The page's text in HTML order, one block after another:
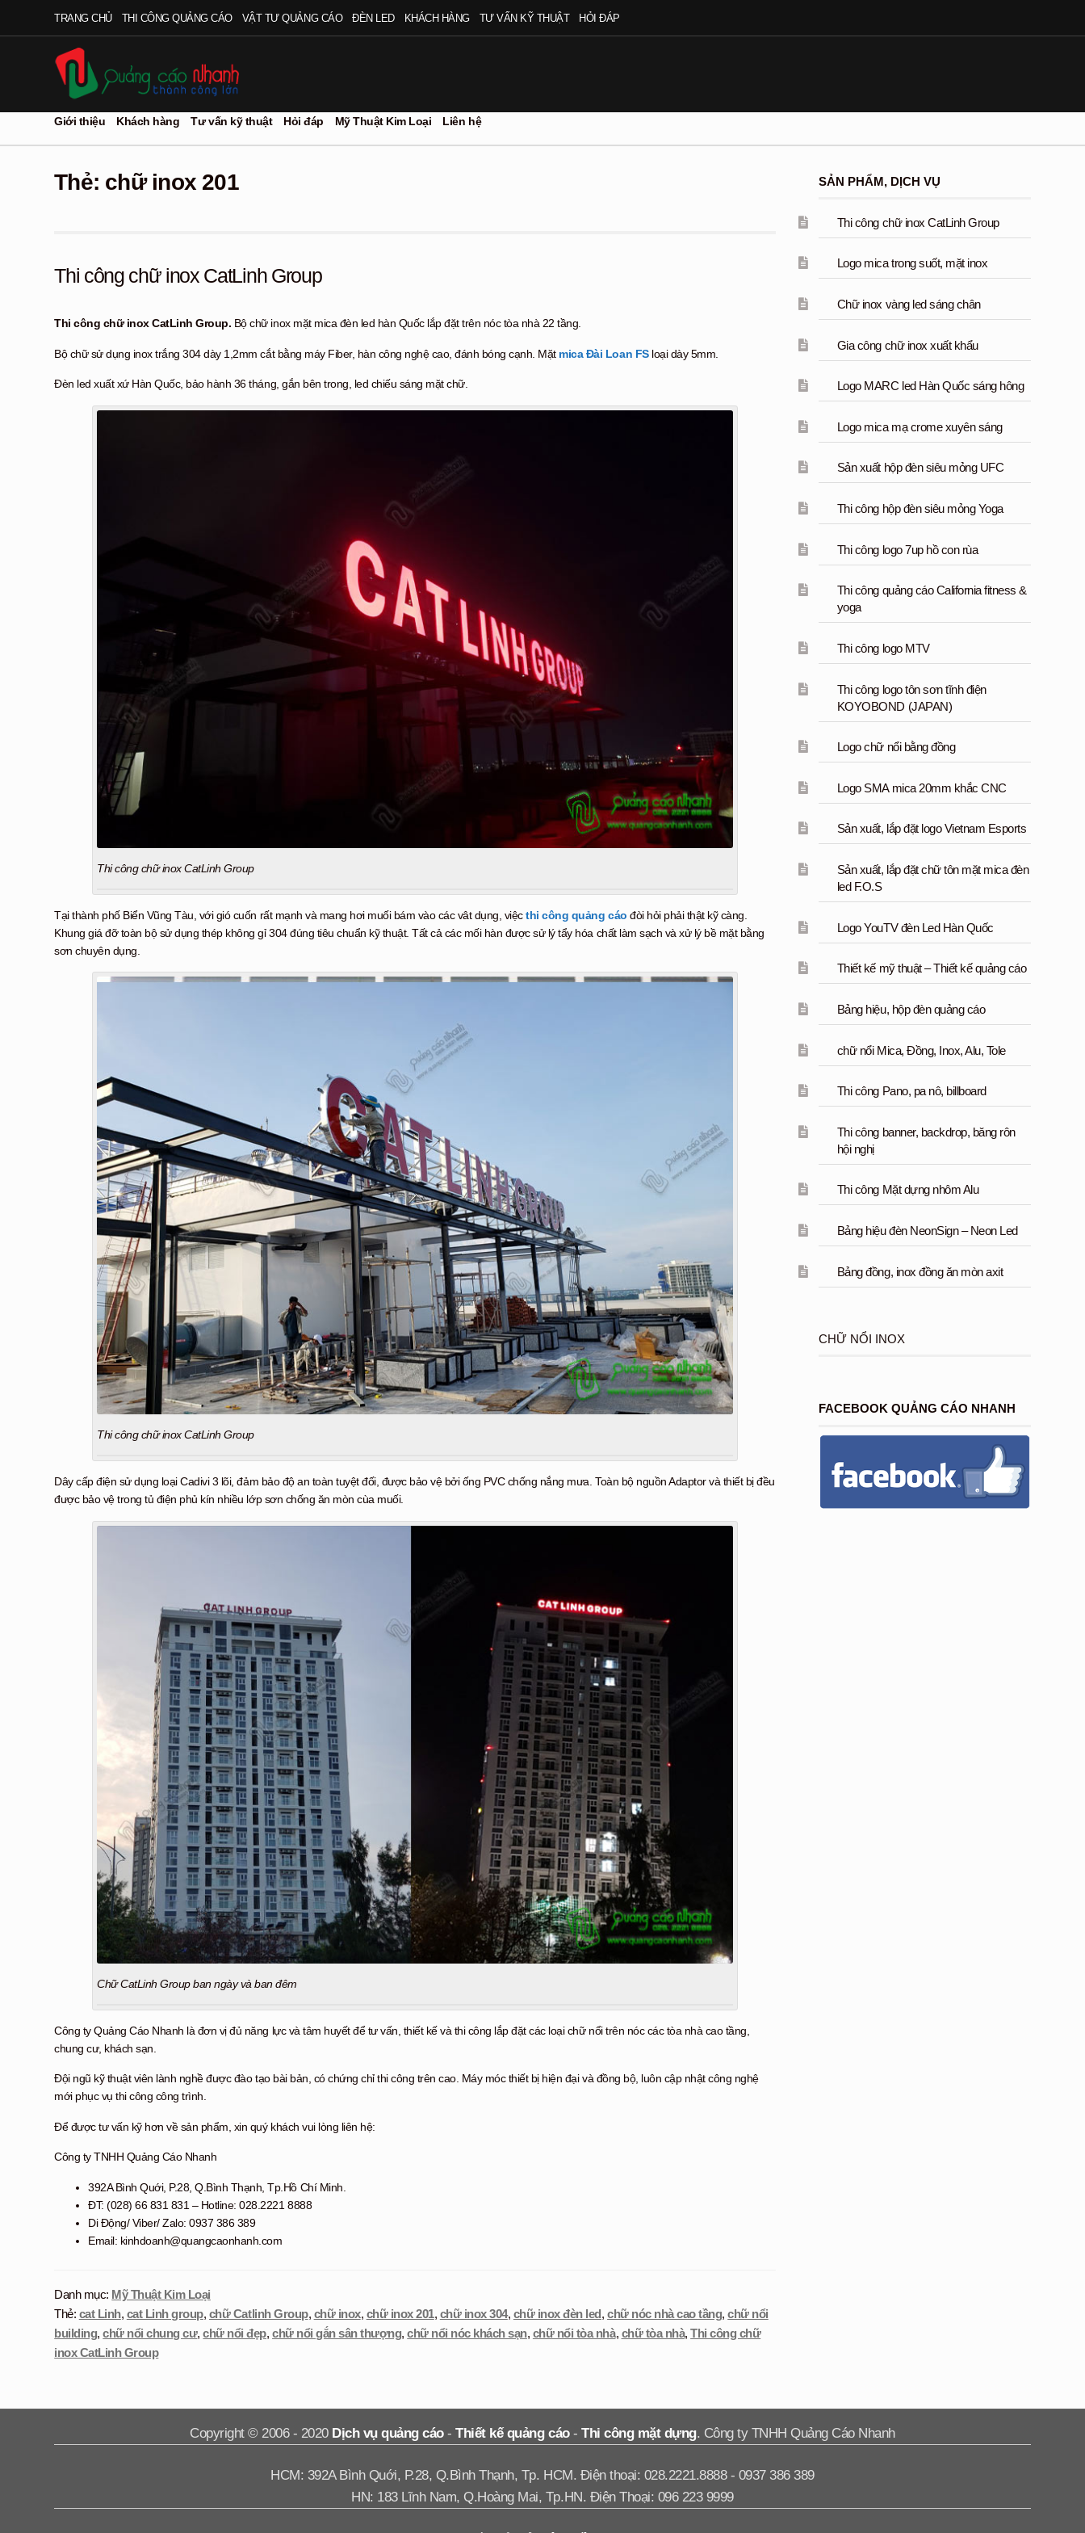
Đi
đến
Điều
hướng
Chuyển
đến
nội
dung
TRANG CHỦ THI CÔNG QUẢNG CÁO VẬT TƯ QUẢNG CÁO ĐÈN LED KHÁCH HÀNG TƯ VẤN KỸ THUẬT HỎI ĐÁP
Giới thiệu Khách hàng Tư vấn kỹ thuật Hỏi đáp Mỹ Thuật Kim Loại Liên hệ
Thẻ: chữ inox 201
Thi công chữ inox CatLinh Group
Thi công chữ inox CatLinh Group. Bộ chữ inox mặt mica đèn led hàn Quốc lắp đặt trên nóc tòa nhà 22 tầng.
Bộ chữ sử dụng inox trắng 304 dày 1,2mm cắt bằng máy Fiber, hàn công nghệ cao, đánh bóng cạnh. Mặt mica Đài Loan FSloại dày 5mm.
Đèn led xuất xứ Hàn Quốc, bảo hành 36 tháng, gắn bên trong, led chiếu sáng mặt chữ.
Thi công chữ inox CatLinh Group
Tại thành phố Biển Vũng Tàu, với gió cuốn rất mạnh và mang hơi muối bám vào các vât dụng, việcthi công quảng cáo đòi hỏi phải thật kỹ càng.
Khung giá đỡ toàn bộ sử dụng thép không gỉ 304 đúng tiêu chuẩn kỹ thuật. Tất cả các mối hàn được sử lý tẩy hóa chất làm sạch và xử lý bề mặt bằng
sơn chuyên dụng.
Thi công chữ inox CatLinh Group
Dây cấp điện sử dụng loại Cadivi 3 lõi, đảm bảo độ an toàn tuyệt đối, được bảo vệ bởi ống PVC chống nắng mưa. Toàn bộ nguồn Adaptor và thiết bị đều
được bảo vệ trong tủ điện phủ kín nhiều lớp sơn chống ăn mòn cùa muối.
Chữ CatLinh Group ban ngày và ban đêm
Công ty Quảng Cáo Nhanh là đơn vị đủ năng lực và tâm huyết để tư vấn, thiết kế và thi công lắp đặt các loại chữ nổi trên nóc các tòa nhà cao tầng,
chung cư, khách sạn.
Đội ngũ kỹ thuật viên lành nghề được đào tạo bài bản, có chứng chỉ thi công trên cao. Máy móc thiết bị hiện đại và đồng bộ, luôn cập nhật công nghệ
mới phục vụ thi công công trình.
Để được tư vấn kỹ hơn về sản phẩm, xin quý khách vui lòng liên hệ:
Công ty TNHH Quảng Cáo Nhanh
392A Bình Quới, P.28, Q.Bình Thạnh, Tp.Hồ Chí Minh.
ĐT: (028) 66 831 831 – Hotline: 028.2221 8888
Di Động/ Viber/ Zalo: 0937 386 389
Email: kinhdoanh@quangcaonhanh.com
Danh mục: Mỹ Thuật Kim Loại
Thẻ: cat Linh, cat Linh group, chữ Catlinh Group, chữ inox, chữ inox 201, chữ inox 304, chữ inox đèn led,chữ nóc nhà cao tầng,chữ nổi
building,chữ nổi chung cư,chữ nổi đẹp,chữ nổi gắn sân thượng,chữ nổi nóc khách sạn, chữ nổi tòa nhà, chữ tòa nhà,Thi công chữ
inox CatLinh Group
SẢN PHẨM, DỊCH VỤ
Thi công chữ inox CatLinh Group
Logo mica trong suốt, mặt inox
Chữ inox vàng led sáng chân
Gia công chữ inox xuất khẩu
Logo MARC led Hàn Quốc sáng hông
Logo mica mạ crome xuyên sáng
Sản xuất hộp đèn siêu mỏng UFC
Thi công hộp đèn siêu mỏng Yoga
Thi công logo 7up hồ con rùa
Thi công quảng cáo California fitness &
yoga
Thi công logo MTV
Thi công logo tôn sơn tĩnh điện
KOYOBOND (JAPAN)
Logo chữ nổi bằng đồng
Logo SMA mica 20mm khắc CNC
Sản xuất, lắp đặt logo Vietnam Esports
Sản xuất, lắp đặt chữ tôn mặt mica đèn
led F.O.S
Logo YouTV đèn Led Hàn Quốc
Thiết kế mỹ thuật – Thiết kế quảng cáo
Bảng hiệu, hộp đèn quảng cáo
chữ nổi Mica, Đồng, Inox, Alu, Tole
Thi công Pano, pa nô, billboard
Thi công banner, backdrop, băng rôn
hội nghị
Thi công Mặt dựng nhôm Alu
Bảng hiệu đèn NeonSign – Neon Led
Bảng đồng, inox đồng ăn mòn axit
CHỮ NỔI INOX
FACEBOOK QUẢNG CÁO NHANH
Copyright © 2006 - 2020 Dịch vụ quảng cáo-Thiết kế quảng cáo-Thi công mặt dựng. Công ty TNHH Quảng Cáo Nhanh
HCM: 392A Bình Quới, P.28, Q.Bình Thạnh, Tp. HCM. Điện thoại: 028.2221.8888 - 0937 386 389
HN: 183 Lĩnh Nam, Q.Hoàng Mai, Tp.HN. Điện Thoại: 096 223 9999